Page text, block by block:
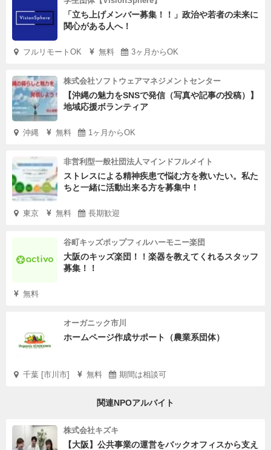
「立ち上げメンバー募集！！」政治や若者の未来に
関心がある人へ！
フルリモートOK 無料 3ヶ月からOK
株式会社ソフトウェアマネジメントセンター
【沖縄の魅力をSNSで発信（写真や記事の投稿）】
地域応援ボランティア
沖縄 無料 1ヶ月からOK
非営利型一般社団法人マインドフルメイト
ストレスによる精神疾患で悩む方を救いたい。私た
ちと一緒に活動出来る方を募集中！
東京 無料 長期歓迎
谷町キッズポップフィルハーモニー楽団
大阪のキッズ楽団！！楽器を教えてくれるスタッフ
募集！！
無料
オーガニック市川
ホームページ作成サポート（農業系団体）
千葉 [市川市] 無料 期間は相談可
関連NPOアルバイト
株式会社キズキ
【大阪】公共事業の運営をバックオフィスから支え